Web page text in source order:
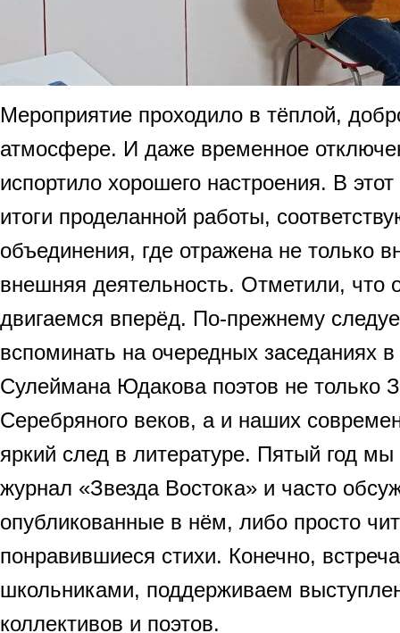
Мероприятие проходило в тёплой,
атмосфере. И даже временное
испортило хорошего настроения. В
итоги проделанной работы,
объединения, где отражена не только
внешняя деятельность. Отметили,
двигаемся вперёд. По-прежнему
вспоминать на очередных заседаниях
Сулеймана Юдакова поэтов не только
Серебряного веков, а и наших
яркий след в литературе. Пятый год
журнал «Звезда Востока» и часто
опубликованные в нём, либо просто
понравившиеся стихи. Конечно,
школьниками, поддерживаем
коллективов и поэтов.